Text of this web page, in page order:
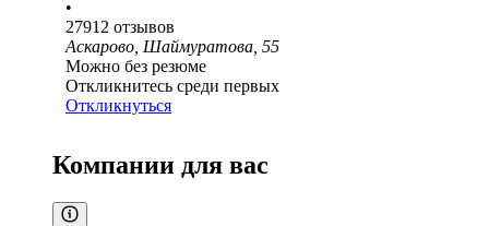
•
27912 отзывов
Аскарово, Шаймуратова, 55
Можно без резюме
Откликнитесь среди первых
Откликнуться
Компании для вас